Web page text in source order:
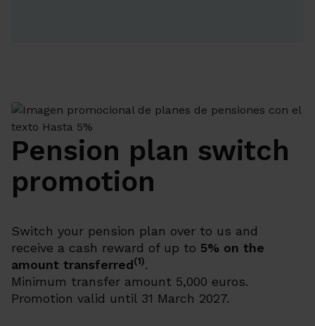
Pension plan switch
promotion
Switch your pension plan over to us and
receive a cash reward of up to 5% on the
amount transferred(1).
Minimum transfer amount 5,000 euros.
Promotion valid until 31 March 2027.